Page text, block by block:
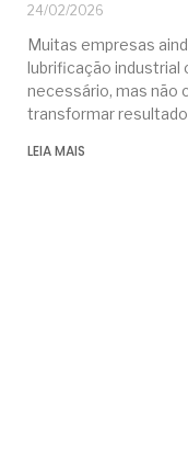
24/02/2026
Muitas empresas
lubrificação industrial
necessário, mas não
transformar
LEIA MAIS